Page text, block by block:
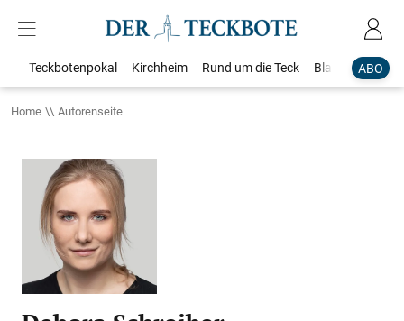
ABO
Teckbotenpokal Kirchheim Rund um die Teck Blaulicht
Home Autorenseite